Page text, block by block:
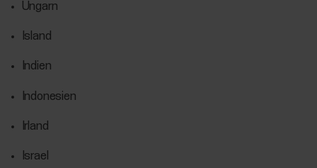
Ungarn
Island
Indien
Indonesien
Irland
Israel